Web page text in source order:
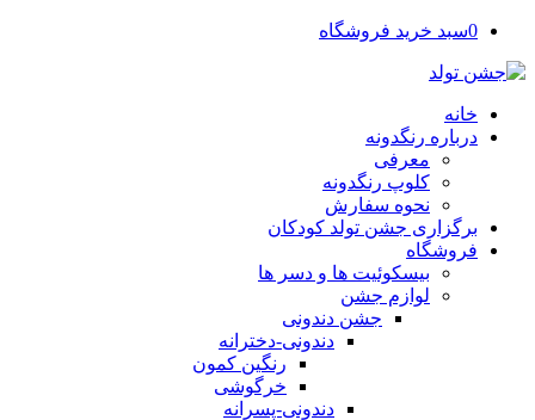
0سبد خرید فروشگاه
خانه
درباره رنگدونه
معرفی
کلوپ رنگدونه
نحوه سفارش
برگزاری جشن تولد کودکان
فروشگاه
بیسکوئیت ها و دسر ها
لوازم جشن
جشن دندونی
دندونی-دخترانه
رنگین کمون
خرگوشی
دندونی-پسرانه